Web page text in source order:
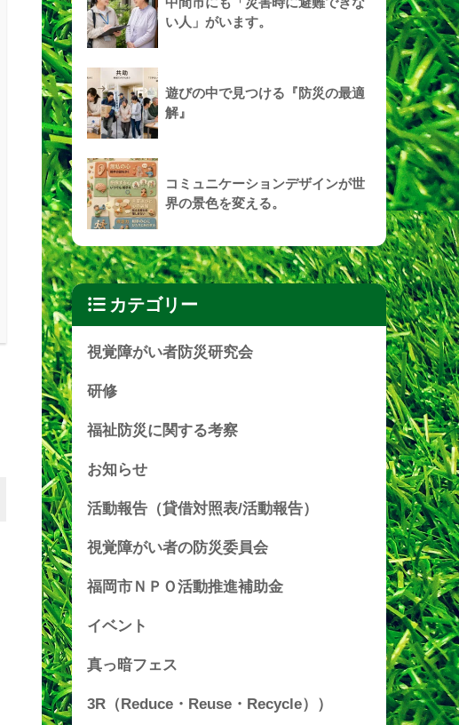
い人」がいます。
遊びの中で見つける『防災の最適
解』
コミュニケーションデザインが世
界の景色を変える。
カテゴリー
視覚障がい者防災研究会
研修
福祉防災に関する考察
お知らせ
活動報告（貸借対照表/活動報告）
視覚障がい者の防災委員会
福岡市ＮＰＯ活動推進補助金
イベント
真っ暗フェス
3R（Reduce・Reuse・Recycle））